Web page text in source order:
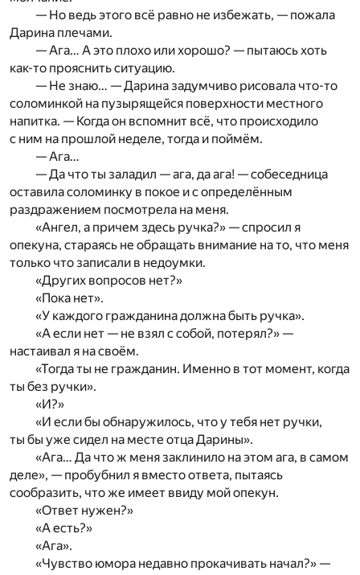
— Но ведь этого всё равно не избежать, — пожала
Дарина плечами.
— Ага… А это плохо или хорошо? — пытаюсь хоть
как-то прояснить ситуацию.
— Не знаю… — Дарина задумчиво рисовала что-то
соломинкой на пузырящейся поверхности местного
напитка. — Когда он вспомнит всё, что происходило
с ним на прошлой неделе, тогда и поймём.
— Ага…
— Да что ты заладил — ага, да ага! — собеседница
оставила соломинку в покое и с определённым
раздражением посмотрела на меня.
«Ангел, а причем здесь ручка?» — спросил я
опекуна, стараясь не обращать внимание на то, что меня
только что записали в недоумки.
«Других вопросов нет?»
«Пока нет».
«У каждого гражданина должна быть ручка».
«А если нет — не взял с собой, потерял?» —
настаивал я на своём.
«Тогда ты не гражданин. Именно в тот момент, когда
ты без ручки».
«И?»
«И если бы обнаружилось, что у тебя нет ручки,
ты бы уже сидел на месте отца Дарины».
«Ага… Да что ж меня заклинило на этом ага, в самом
деле», — пробубнил я вместо ответа, пытаясь
сообразить, что же имеет ввиду мой опекун.
«Ответ нужен?»
«А есть?»
«Ага».
«Чувство юмора недавно прокачивать начал?» —